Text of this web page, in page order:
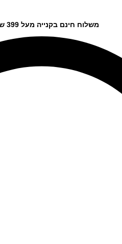
משלוח חינם בקנייה מעל 399 שקלים